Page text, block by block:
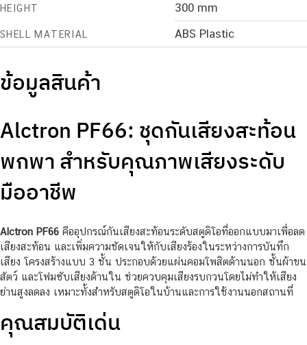
HEIGHT 300 mm
SHELL MATERIAL ABS Plastic
ข้อมูลสินค้า
Alctron PF66: ชุดกันเสียงสะท้อน
พกพา สำหรับคุณภาพเสียงระดับ
มืออาชีพ
Alctron PF66 คืออุปกรณ์กันเสียงสะท้อนระดับสตูดิโอที่ออกแบบมาเพื่อลด
เสียงสะท้อน และเพิ่มความชัดเจนให้กับเสียงร้องในระหว่างการบันทึก
เสียง โครงสร้างแบบ 3 ชั้น ประกอบด้วยแผ่นคอมโพสิตด้านนอก ชั้นผ้าขน
สัตว์ และโฟมซับเสียงด้านใน ช่วยควบคุมเสียงรบกวนโดยไม่ทำให้เสียง
ย่านสูงลดลง เหมาะทั้งสำหรับสตูดิโอในบ้านและการใช้งานนอกสถานที่
คุณสมบัติเด่น